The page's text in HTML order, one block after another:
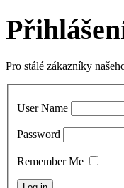
Pro stálé zákazníky
User Name
Password
Remember Me